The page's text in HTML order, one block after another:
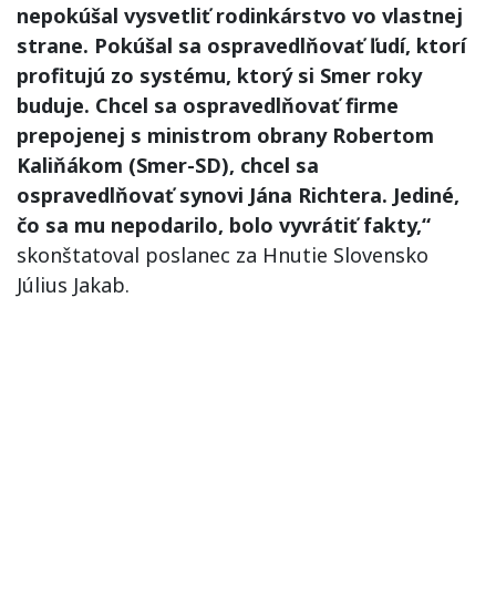
nepokúšal vysvetliť rodinkárstvo vo vlastnej
strane. Pokúšal sa ospravedlňovať ľudí, ktorí
profitujú zo systému, ktorý si Smer roky
buduje. Chcel sa ospravedlňovať firme
prepojenej s ministrom obrany Robertom
Kaliňákom (Smer-SD), chcel sa
ospravedlňovať synovi Jána Richtera. Jediné,
čo sa mu nepodarilo, bolo vyvrátiť fakty,“
skonštatoval poslanec za Hnutie Slovensko
Július Jakab.